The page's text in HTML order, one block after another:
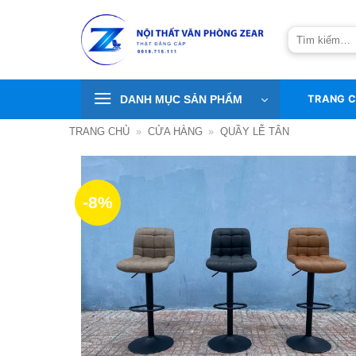
Tìm
kiếm:
DANH MỤC SẢN PHẨM TRANG
TRANG CHỦ » CỬA HÀNG » QUẦY LỄ TÂN
-8%